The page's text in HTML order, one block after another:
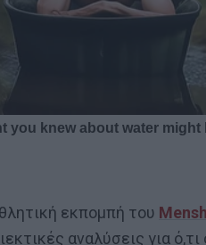
εκπομπή του
αναλύσεις για